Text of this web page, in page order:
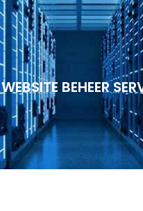
WEBSITE BEHEER